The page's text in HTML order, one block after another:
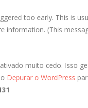
too early. This is
information. (This
muito cedo. Isso
Depurar o WordPress